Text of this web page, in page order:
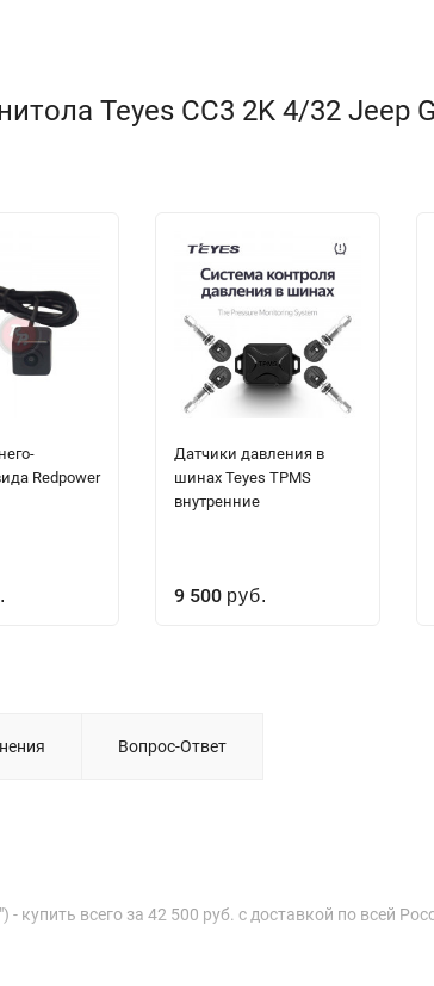
Teyes CC3 2K 4/32 Jeep
Redpower
Датчики давления в
шинах Teyes TPMS
внутренние
9 500 руб.
Вопрос-Ответ
купить всего за 42 500 руб. с доставкой по всей